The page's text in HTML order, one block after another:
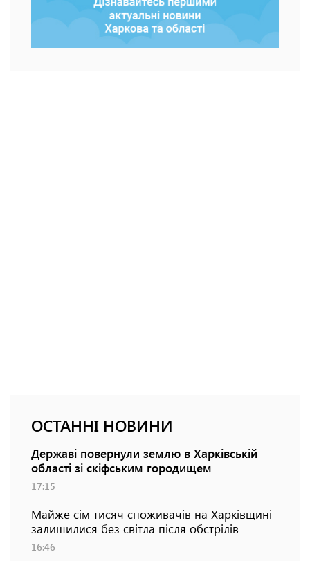
ОСТАННІ НОВИНИ
Державі повернули землю в Харківській
області зі скіфським городищем
17:15
Майже сім тисяч споживачів на Харківщині
залишилися без світла після обстрілів
16:46